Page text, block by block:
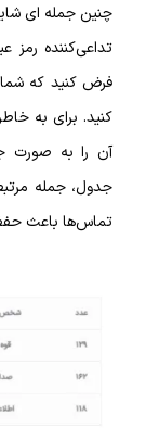
چنین جمله‌ ای
تداعی‌کننده
کنید. برای به
آن را به صورت
جدول، جمله
تماس‌ها باعث